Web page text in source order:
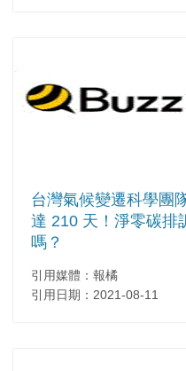
台灣氣候變遷科學團
達 210 天！淨零碳排
嗎？
引用媒體：報橘
引用日期：2021-08-11